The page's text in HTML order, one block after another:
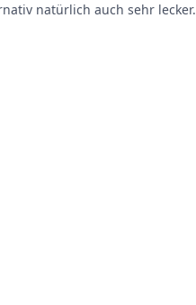
nutzen,alternativ natürlich auch sehr lecker.